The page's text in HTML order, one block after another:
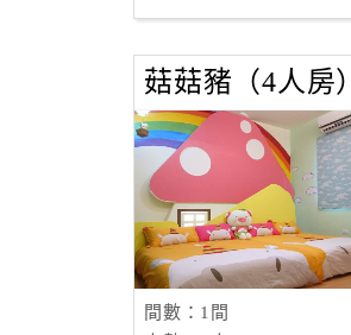
菇菇豬（4人房）
間數：1間